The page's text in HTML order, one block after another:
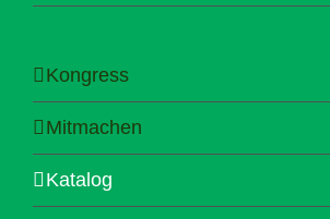
Kongress
Mitmachen
Katalog